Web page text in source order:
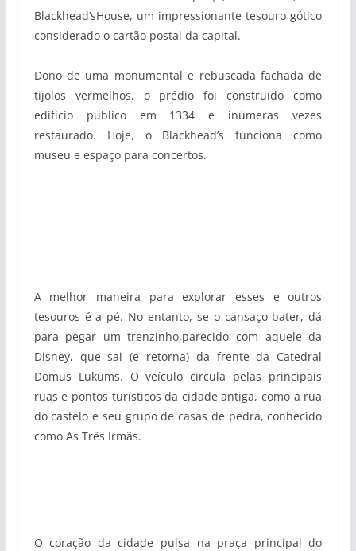
Blackhead’sHouse, um impressionante tesouro gótico
considerado o cartão postal da capital.
Dono de uma monumental e rebuscada fachada de
tijolos vermelhos, o prédio foi construído como
edifício publico em 1334 e inúmeras vezes
restaurado. Hoje, o Blackhead’s funciona como
museu e espaço para concertos.
A melhor maneira para explorar esses e outros
tesouros é a pé. No entanto, se o cansaço bater, dá
para pegar um trenzinho,parecido com aquele da
Disney, que sai (e retorna) da frente da Catedral
Domus Lukums. O veículo circula pelas principais
ruas e pontos turísticos da cidade antiga, como a rua
do castelo e seu grupo de casas de pedra, conhecido
como As Três Irmãs.
O coração da cidade pulsa na praça principal do